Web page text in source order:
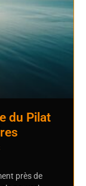
du Pilat
près de